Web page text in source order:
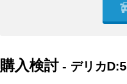
購入検討- デリカD:5